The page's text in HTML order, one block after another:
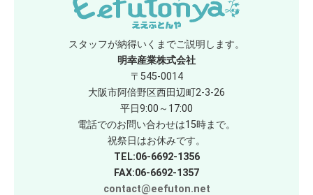
スタッフが納得いくまでご説明します。
明幸産業株式会社
〒545-0014
大阪市阿倍野区西田辺町2-3-26
平日9:00～17:00
電話でのお問い合わせは15時まで。
祝祭日はお休みです。
TEL:06-6692-1356
FAX:06-6692-1357
contact@eefuton.net